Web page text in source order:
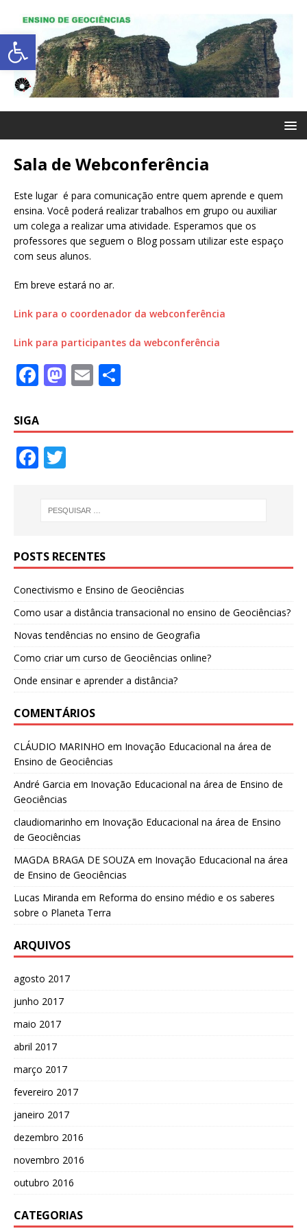
Abrir a barra de ferramentas
Sala de Webconferência
Este lugar é para comunicação entre quem aprende e quem
ensina. Você poderá realizar trabalhos em grupo ou auxiliar
um colega a realizar uma atividade. Esperamos que os
professores que seguem o Blog possam utilizar este espaço
com seus alunos.
Em breve estará no ar.
Link para o coordenador da webconferência
Link para participantes da webconferência
F
c
e
b
o
M
o
n
E
l e
SIGA
F
e
b
o
o
k
itt
er
POSTS RECENTES
Conectivismo e Ensino de Geociências
Como usar a distância transacional no ensino de Geociências?
Novas tendências no ensino de Geografia
Como criar um curso de Geociências online?
Onde ensinar e aprender a distância?
COMENTÁRIOS
CLÁUDIO MARINHO em Inovação Educacional na área de
Ensino de Geociências
André Garcia em Inovação Educacional na área de Ensino de
Geociências
claudiomarinho em Inovação Educacional na área de Ensino
de Geociências
MAGDA BRAGA DE SOUZA em Inovação Educacional na área
de Ensino de Geociências
Lucas Miranda em Reforma do ensino médio e os saberes
sobre o Planeta Terra
ARQUIVOS
agosto 2017
junho 2017
maio 2017
abril 2017
março 2017
fevereiro 2017
janeiro 2017
dezembro 2016
novembro 2016
outubro 2016
CATEGORIAS